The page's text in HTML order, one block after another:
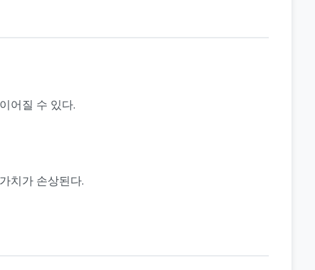
어질 수 있다.
치가 손상된다.